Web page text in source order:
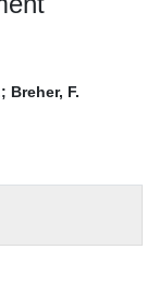
; Breher, F.